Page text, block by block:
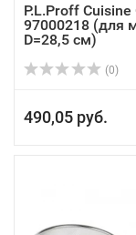
P.L.Proff Cuisine
97000218 (для
D=28,5 cм)
(0)
490,05 руб.